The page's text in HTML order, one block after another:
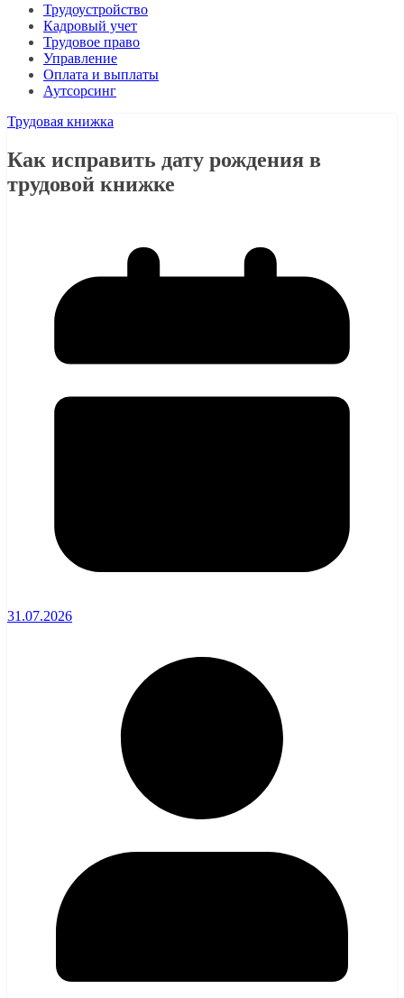
Трудоустройство
Кадровый учет
Трудовое право
Управление
Оплата и выплаты
Аутсорсинг
Трудовая книжка
Как исправить дату рождения в
трудовой книжке
31.07.2026